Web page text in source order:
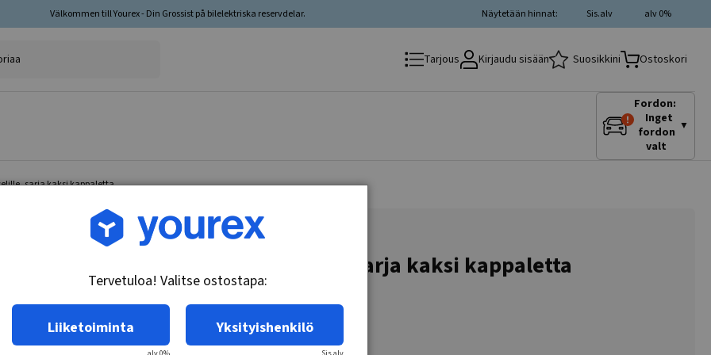
Välkommen till Yourex - Din Grossist på bilelektriska reservdelar. alv 0%
Sis.alv
Näytetään hinnat:
Tarjous Kirjaudu sisään Suosikkini Ostoskori
Fordon:
Inget
fordon
valt
▼
sarja kaksi kappaletta
Tuotenro.: 35-202-3200
Jarrulevy taka-akselille, sarja kaksi kappaletta
Tervetuloa! Valitse ostostapa:
Liiketoiminta Yksityishenkilö